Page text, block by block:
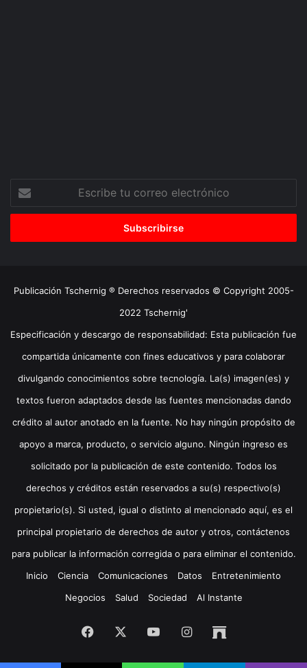
correo
Publicación Tschernig ® Derechos reservados © Copyright 2005-
2022 Tschernig'
Especificación y descargo de responsabilidad: Esta publicación fue
compartida únicamente con fines educativos y para colaborar
divulgando conocimientos sobre tecnología. La(s) imagen(es) y
textos fueron adaptados desde las fuentes mencionadas dando
crédito al autor anotado en la fuente. No hay ningún propósito de
apoyo a marca, producto, o servicio alguno. Ningún ingreso es
solicitado por la publicación de este contenido. Todos los
derechos y créditos están reservados a su(s) respectivo(s)
propietario(s). Si usted, igual o distinto al mencionado aquí, es el
principal propietario de derechos de autor y otros, contáctenos
para publicar la información corregida o para eliminar el contenido.
Inicio
Ciencia Comunicaciones Datos
Entretenimiento
Negocios
Salud Sociedad Al Instante
Facebook YouTubeInstagramArchive